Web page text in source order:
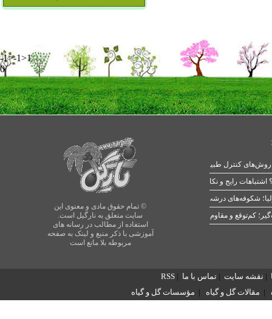
-1>-1>1
0
© تمام حقوق مادی و معنوی این
سایت متعلق به نارگیل است.
استفاده از مطالب در رسانه های
آموزشی با ذکر منبع و لینک به صفحه
مربوطه بلا مانع است
رایج و نکات طلایی
شکوفه‌های درشت در بهار
| نقشه سایت | تماس با ما |
RSS
| مقالات گل و گیاه | مؤسسات گل و گیاه